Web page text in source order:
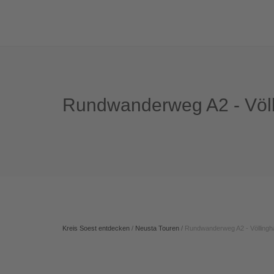
Rundwanderweg A2 -
Kreis Soest entdecken / Neusta Touren / Rundwanderweg A2 -